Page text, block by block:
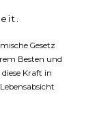
Gesetz
Besten und
Kraft in